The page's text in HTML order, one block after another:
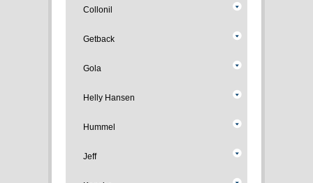
Collonil
Getback
Gola
Helly Hansen
Hummel
Jeff